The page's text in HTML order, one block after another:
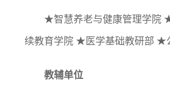
★智慧养老与健康管理学院
续教育学院 ★ 医学基础教研部 ★
教辅单位